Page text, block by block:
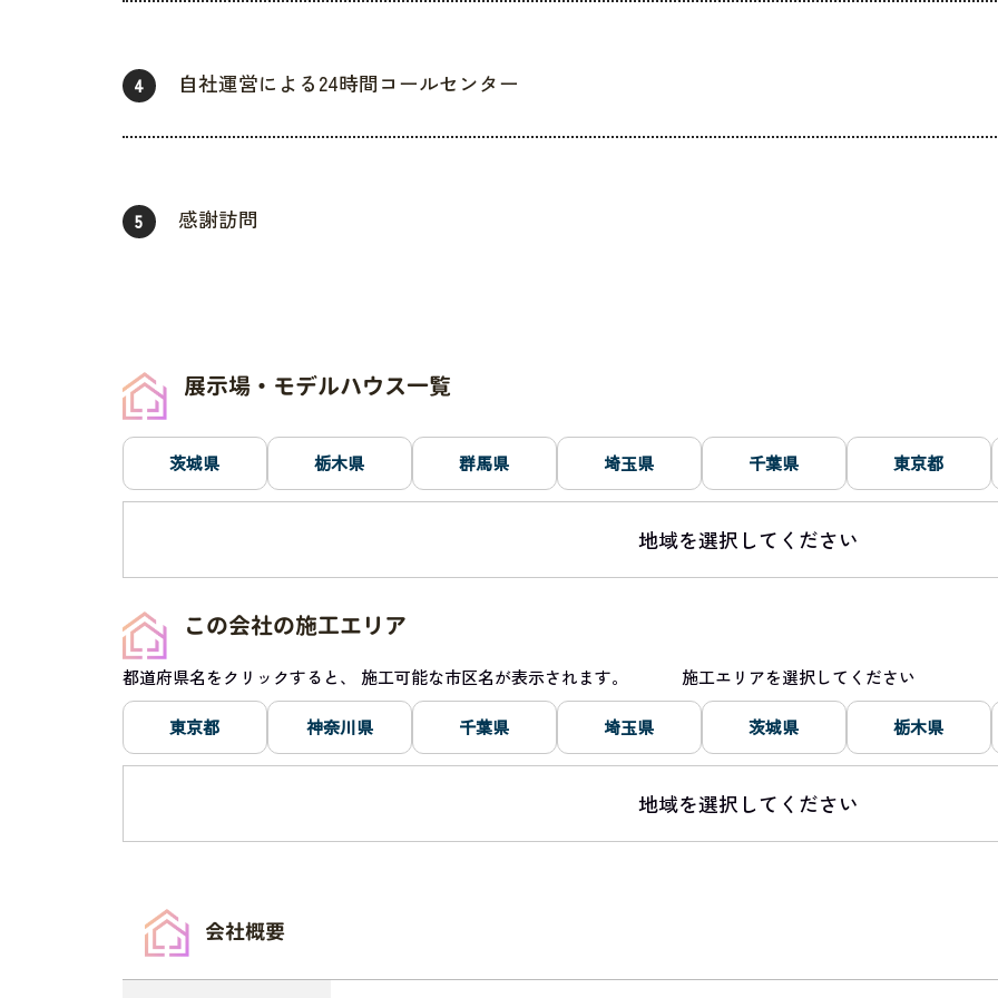
4 自社運営による24時間コールセンター
5 感謝訪問
展示場・モデルハウス一覧
茨城県 栃木県 群馬県 埼玉県 千葉県 東京都
地域を選択してください
この会社の施工エリア
都道府県名をクリックすると、 施工可能な市区名が表示されます。 施工エリアを選択してください
東京都 神奈川県 千葉県 埼玉県 茨城県 栃木県
地域を選択してください
会社概要